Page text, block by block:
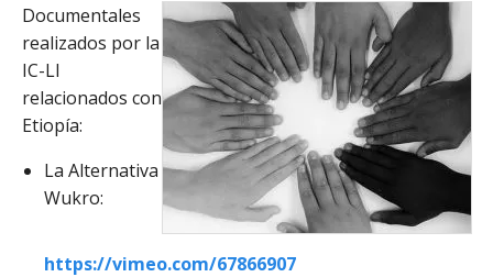
Documentales
realizados por la
IC-LI
relacionados con
Etiopía:
La Alternativa
Wukro:
https://vimeo.com/67866907